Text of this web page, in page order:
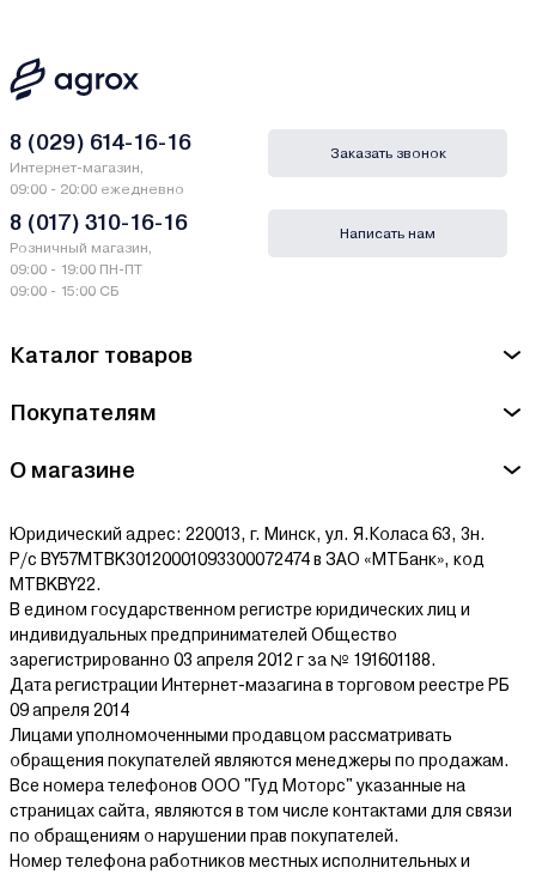
Каталог товаров
Покупателям
О магазине
Юридический адрес: 220013, г. Минск, ул. Я.Коласа 63, 3н.
Р/с BY57MTBK30120001093300072474 в ЗАО «МТБанк», код
MTBKBY22.
В едином государственном регистре юридических лиц и
индивидуальных предпринимателей Общество
зарегистрированно 03 апреля 2012 г за № 191601188.
Дата регистрации Интернет-мазагина в торговом реестре РБ
09 апреля 2014
Лицами уполномоченными продавцом рассматривать
обращения покупателей являются менеджеры по продажам.
Все номера телефонов ООО "Гуд Моторс" указанные на
страницах сайта, являются в том числе контактами для связи
по обращениям о нарушении прав покупателей.
Номер телефона работников местных исполнительных и
8 (029) 614-16-16
Интернет-магазин,
09:00 - 20:00 ежедневно
8 (017) 310-16-16
Розничный магазин,
09:00 - 19:00 ПН-ПТ
09:00 - 15:00 СБ
Заказать звонок
Написать нам